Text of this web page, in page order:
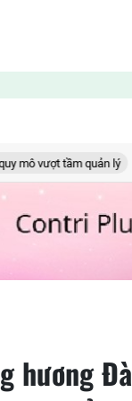
quản lý Green
hương